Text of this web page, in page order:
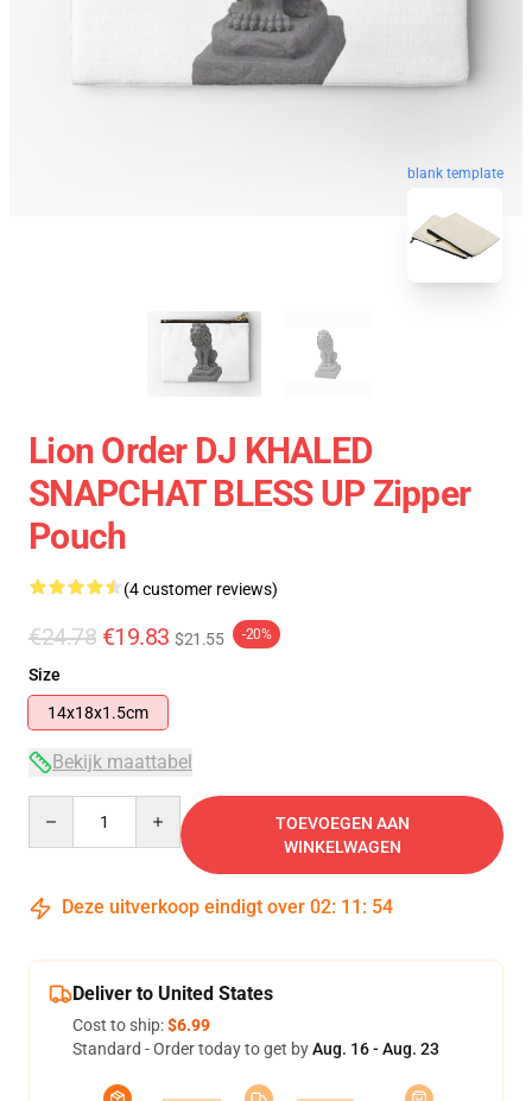
blank template
Lion Order DJ KHALED
SNAPCHAT BLESS UP Zipper
Pouch
(4 customer reviews)
€24.78 €19.83 $21.55 -20%
Size
14x18x1.5cm
Bekijk maattabel
TOEVOEGEN AAN
WINKELWAGEN
Deze uitverkoop eindigt over 02: 11 : 54
Deliver to United States
Cost to ship:$6.99
Standard - Order today to get byAug. 16 - Aug. 23